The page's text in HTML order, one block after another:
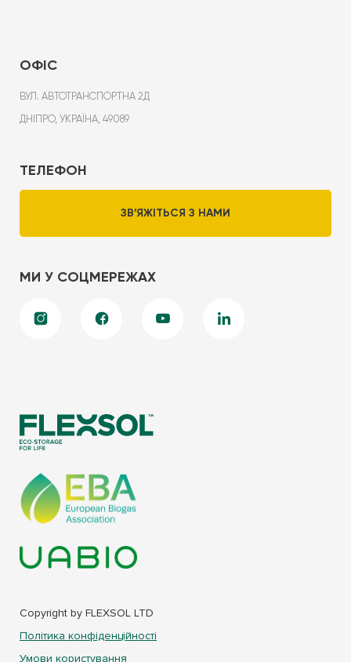
Copyright by FLEXSOL LTD
Політика конфіденційності
Умови користування
ОФІС
ВУЛ. АВТОТРАНСПОРТНА 2Д
ДНІПРО, УКРАЇНА, 49089
ТЕЛЕФОН
ЗВ’ЯЖІТЬСЯ З НАМИ
МИ У СОЦМЕРЕЖАХ